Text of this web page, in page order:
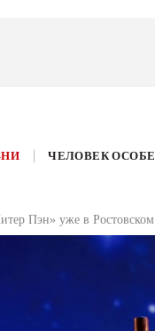
ЧЕЛОВЕК
Пэн» уже в Ростовском